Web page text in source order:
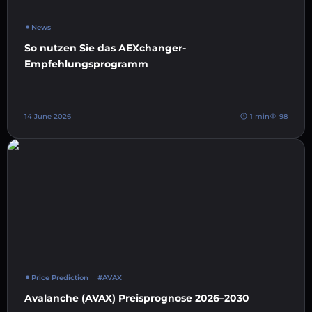
News
So nutzen Sie das AEXchanger-
Empfehlungsprogramm
14 June 2026 1 min 98
Price Prediction #AVAX
Avalanche (AVAX) Preisprognose 2026–2030